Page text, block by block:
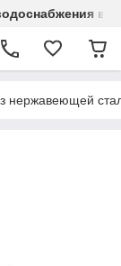
в
нержавеющей